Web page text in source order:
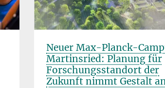
Neuer Max-Planck-
Martinsried: Planung für
Forschungsstandort der
Zukunft nimmt Gestalt